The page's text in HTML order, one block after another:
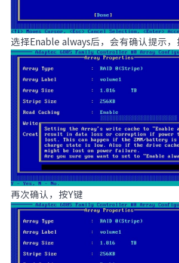
选择Enable always后，会有确认提示，
再次确认，按Y键